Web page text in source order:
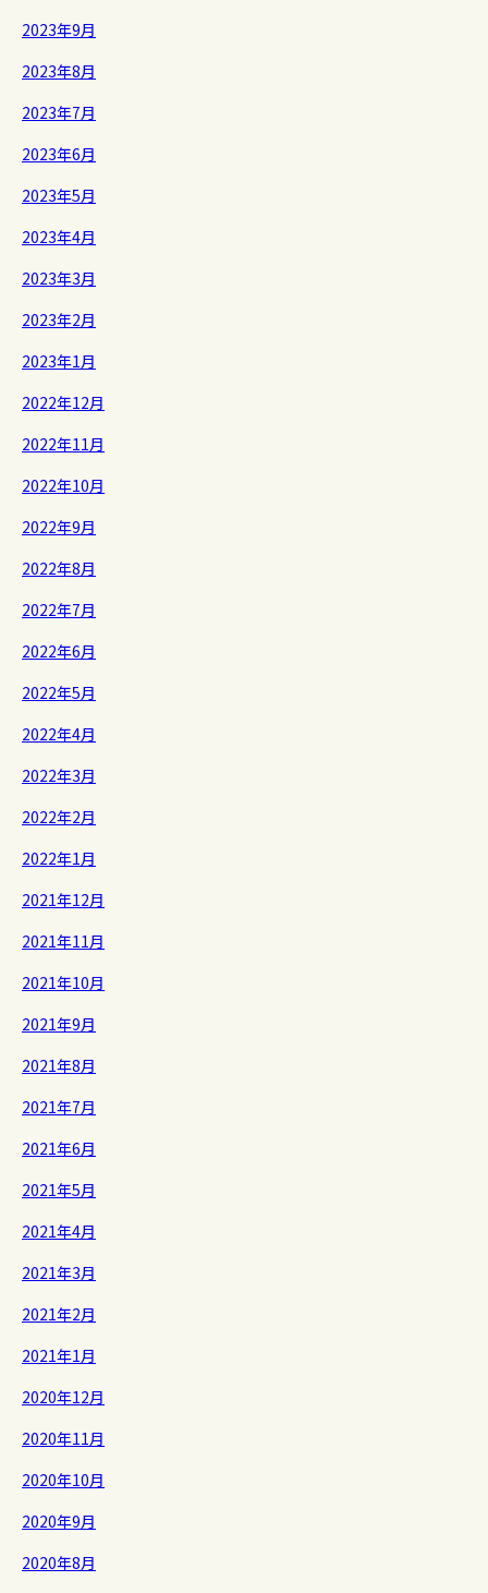
2023年9月
2023年8月
2023年7月
2023年6月
2023年5月
2023年4月
2023年3月
2023年2月
2023年1月
2022年12月
2022年11月
2022年10月
2022年9月
2022年8月
2022年7月
2022年6月
2022年5月
2022年4月
2022年3月
2022年2月
2022年1月
2021年12月
2021年11月
2021年10月
2021年9月
2021年8月
2021年7月
2021年6月
2021年5月
2021年4月
2021年3月
2021年2月
2021年1月
2020年12月
2020年11月
2020年10月
2020年9月
2020年8月